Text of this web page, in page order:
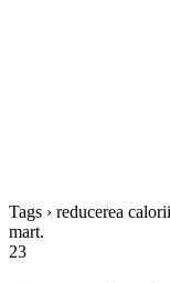
Tags › reducerea
mart.
23